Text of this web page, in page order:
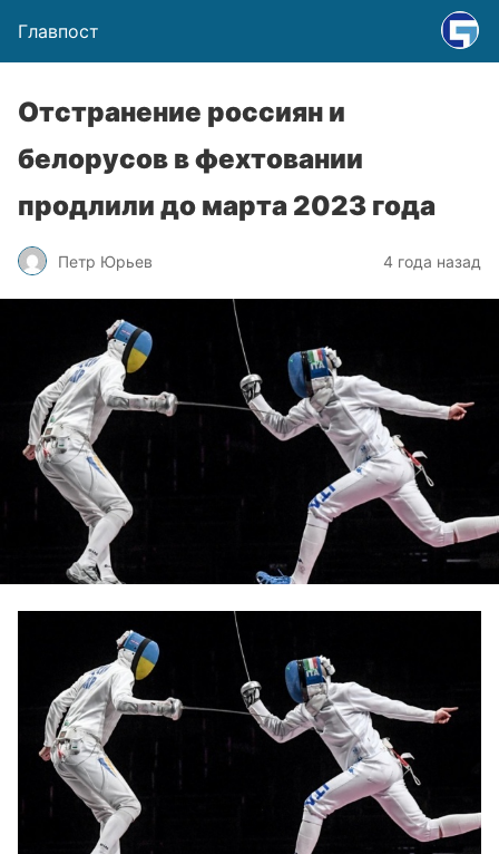
Главпост
Отстранение россиян и
белорусов в фехтовании
продлили до марта 2023 года
Петр Юрьев 4 года назад